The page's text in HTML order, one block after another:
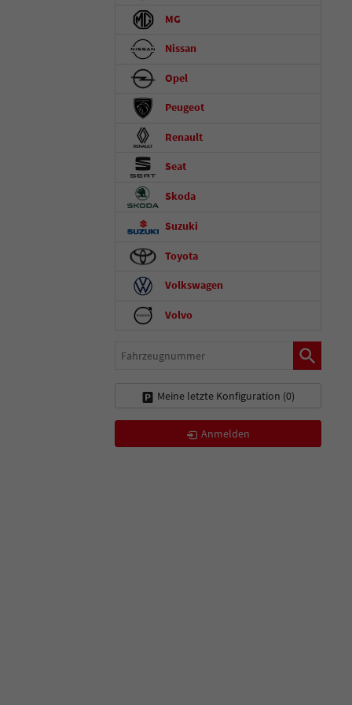
MG
Nissan
Opel
Peugeot
Renault
Seat
Skoda
Suzuki
Toyota
Volkswagen
Volvo
Fahrzeugnummer
Meine letzte Konfiguration (0)
Anmelden